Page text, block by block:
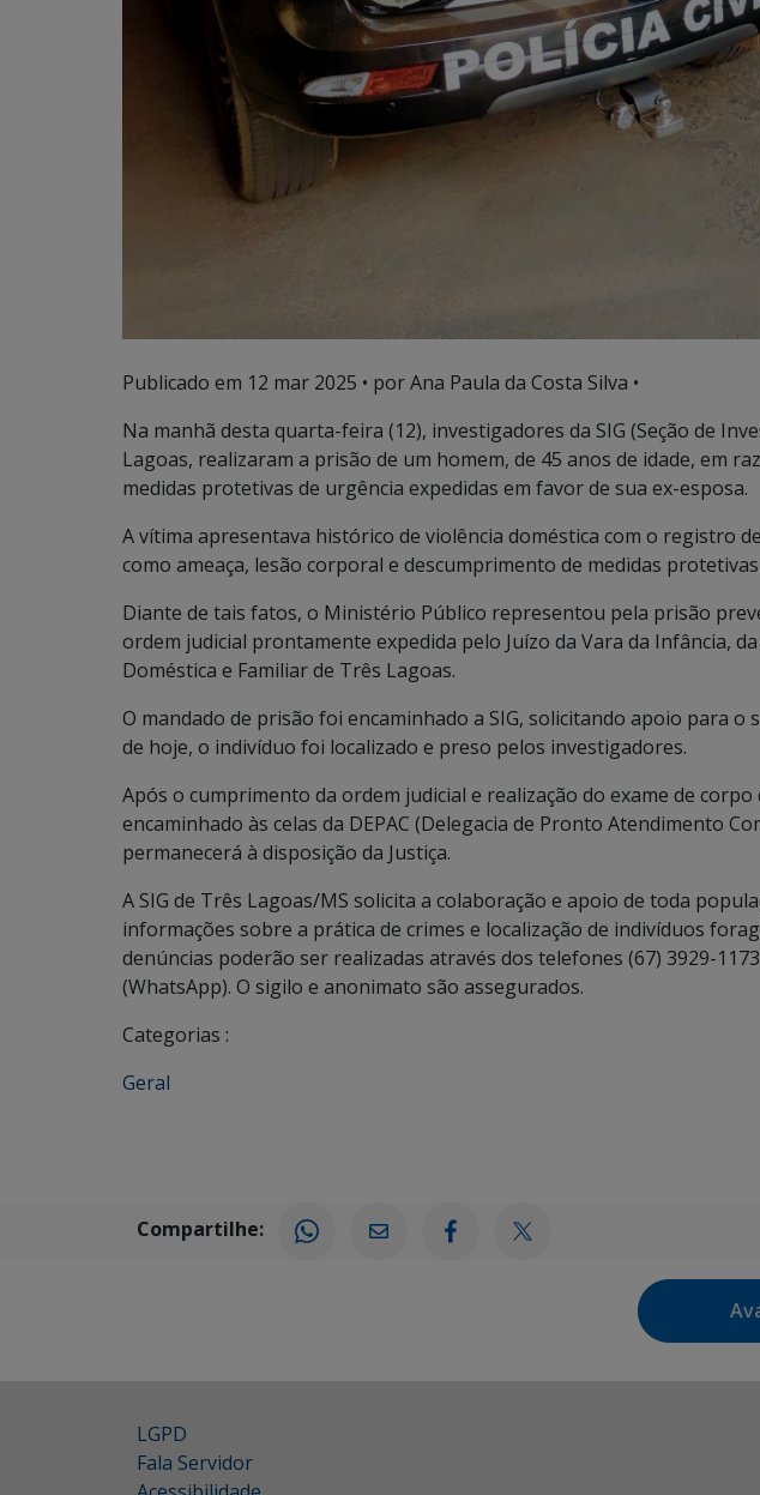
Publicado em 12 mar 2025 • por Ana Paula da Costa Silva •
Na manhã desta quarta-feira (12), investigadores da SIG (Seção de
Lagoas, realizaram a prisão de um homem, de 45 anos de idade, em
medidas protetivas de urgência expedidas em favor de sua ex-esposa.
A vítima apresentava histórico de violência doméstica com o registro
como ameaça, lesão corporal e descumprimento de medidas
Diante de tais fatos, o Ministério Público representou pela prisão
ordem judicial prontamente expedida pelo Juízo da Vara da Infância,
Doméstica e Familiar de Três Lagoas.
O mandado de prisão foi encaminhado a SIG, solicitando apoio para o
de hoje, o indivíduo foi localizado e preso pelos investigadores.
Após o cumprimento da ordem judicial e realização do exame de
encaminhado às celas da DEPAC (Delegacia de Pronto Atendimento
permanecerá à disposição da Justiça.
A SIG de Três Lagoas/MS solicita a colaboração e apoio de toda
informações sobre a prática de crimes e localização de indivíduos
denúncias poderão ser realizadas através dos telefones (67) 3929-
(WhatsApp). O sigilo e anonimato são assegurados.
Categorias :
Geral
Compartilhe:
LGPD
Fala Servidor